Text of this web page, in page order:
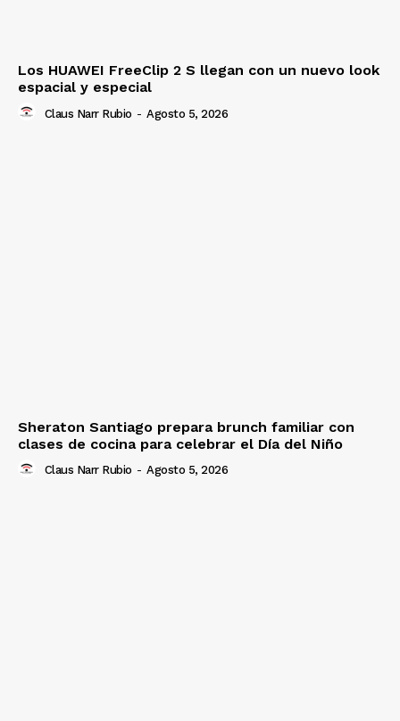
Los HUAWEI FreeClip 2 S llegan con un nuevo look
espacial y especial
Claus Narr Rubio - Agosto 5, 2026
Sheraton Santiago prepara brunch familiar con
clases de cocina para celebrar el Día del Niño
Claus Narr Rubio - Agosto 5, 2026